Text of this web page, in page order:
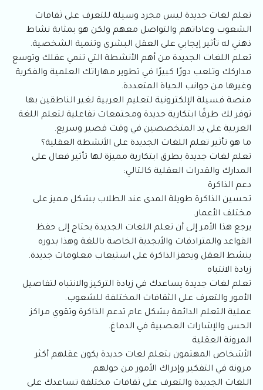
تعلم لغات جديدة ليس مجرد وسيلة للتعرف على ثقافات
الشعوب وعاداتهم والتواصل معهم ولكن هو بمثابة نشاط
ذهني له تأثير إيجابي على العقل البشري وتنمية الشخصية.
تعلم اللغات الجديدة من أهم الأنشطة التي تنمي عقلك وتوسع
مداركك وتلعب دورًا كبيرًا في تطوير مهاراتك العلمية والفكرية
وغيرها من جوانب الحياة المتعددة.
منصة فسيلة الإلكترونية لتعليم العربية لغير الناطقين بها
توفر لك طرقًا ابتكارية جديدة ومجتمعات تفاعلية لتعلم اللغة
العربية على يد المتخصصين في وقت قصير وسريع.
ما هو تأثير تعلم اللغات الجديدة على الأنشطة العقلية؟
تعلم لغات جديدة بطرق ابتكارية مميزة لها تأثير فعال على
المدارك والقدرات العقلية كالتالي:
دعم الذاكرة
تحسين الذاكرة طويلة المدى عند الطلاب بشكل مميز على
مختلف الأعمار.
يرجع هذا الأمر إلى أن تعلم اللغات الجديدة يحتاج إلى حفظ
القواعد والمترادفات والأبجدية الخاصة باللغة وهذا بدوره
ينشط العقل ويحفز الذاكرة على استيعاب معلومات جديدة.
زيادة الانتباه
تعلم لغات جديدة يساعدك في زيادة التركيز والانتباه لتفاصيل
الأمور والتعرف على الثقافات المختلفة للشعوب.
عملية التعلم الدائمة بشكل عام تدعم الذاكرة وتقوي مراكز
الحس والإشارات العصبية في الدماغ.
المرونة العقلية
الأشخاص المهتمون بتعلم لغات جديدة يكون عقلهم أكثر
مرونة في التفكير وإدراك الأمور من حولهم.
اللغات الجديدة والتعرف على ثقافات مختلفة تساعدك على